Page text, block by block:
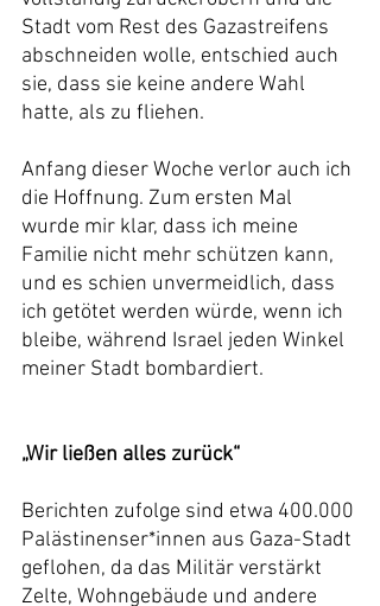
Stadt vom Rest des Gazastreifens
abschneiden wolle, entschied auch
sie, dass sie keine andere Wahl
hatte, als zu fliehen.
Anfang dieser Woche verlor auch ich
die Hoffnung. Zum ersten Mal
wurde mir klar, dass ich meine
Familie nicht mehr schützen kann,
und es schien unvermeidlich, dass
ich getötet werden würde, wenn ich
bleibe, während Israel jeden Winkel
meiner Stadt bombardiert.
„Wir ließen alles zurück“
Berichten zufolge sind etwa 400.000
Palästinenser*innen aus Gaza-Stadt
geflohen, da das Militär verstärkt
Zelte, Wohngebäude und andere